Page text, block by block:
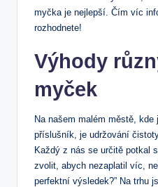
myčka je nejlepší. Čím víc
rozhodnete!
Výhody
myček
Na našem malém městě,
příslušník, je udržování
Každý z nás se určitě potkal
zvolit, abych nezaplatil víc,
perfektní výsledek?” Na trhu